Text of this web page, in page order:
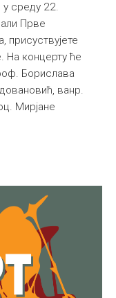
среду 22.
Прве
присуствујете
На концерту ће
Борислава
ванр.
Мирјане